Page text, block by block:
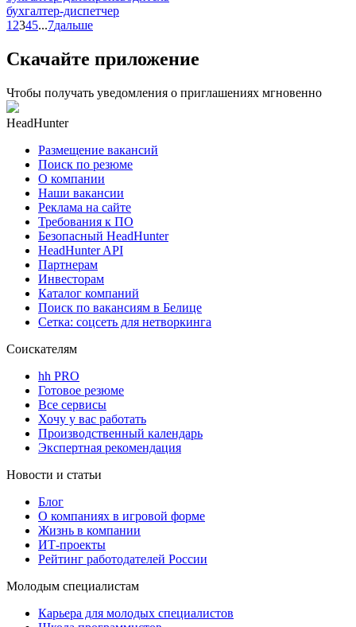
бухгалтер-диспетчер
1 2345...7дальше
Скачайте приложение
Чтобы получать уведомления о приглашениях мгновенно
HeadHunter
Размещение вакансий
Поиск по резюме
О компании
Наши вакансии
Реклама на сайте
Требования к ПО
Безопасный HeadHunter
HeadHunter API
Партнерам
Инвесторам
Каталог компаний
Поиск по вакансиям в Белице
Сетка: соцсеть для нетворкинга
Соискателям
hh PRO
Готовое резюме
Все сервисы
Хочу у вас работать
Производственный календарь
Экспертная рекомендация
Новости и статьи
Блог
О компаниях в игровой форме
Жизнь в компании
ИТ-проекты
Рейтинг работодателей России
Молодым специалистам
Карьера для молодых специалистов